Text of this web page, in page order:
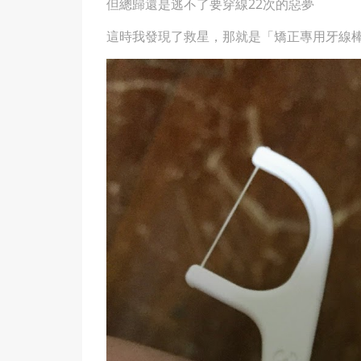
但總歸還是逃不了要穿線22次的惡夢
這時我發現了救星，那就是「矯正專用牙線